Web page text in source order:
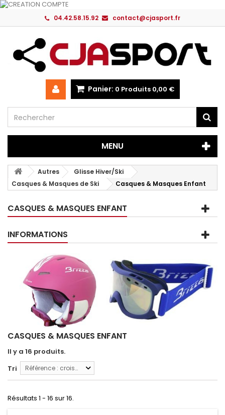
04.42.58.15.92 contact@cjasport.fr
Panier: 0 Produits 0,00 €
MENU
Autres
Glisse Hiver/Ski
Casques & Masques de Ski
Casques & Masques Enfant
CASQUES & MASQUES ENFANT
INFORMATIONS
CASQUES & MASQUES ENFANT
Il y a 16 produits.
Tri
Référence : croissante
Résultats 1 - 16 sur 16.